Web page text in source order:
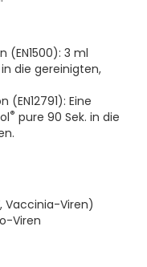
(EN1500): 3 ml
die gereinigten,
Eine
® pure 90 Sek. in die
Vaccinia-Viren)
Viren